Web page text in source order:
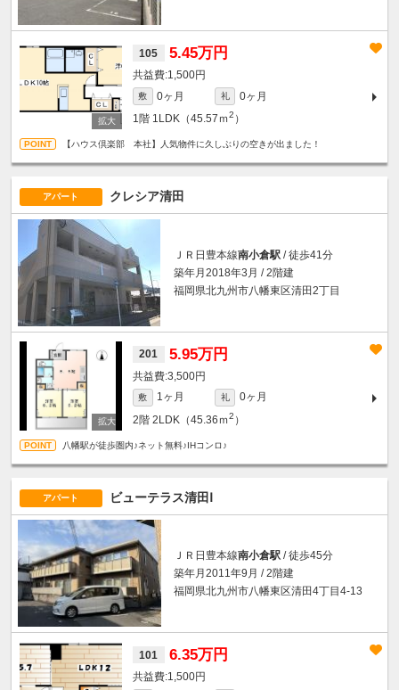
105 5.45万円
1,500円
敷 0ヶ月 礼
0ヶ月
1階 1LDK（45.57ｍ2 ）
【ハウス倶楽部 本社】人気物件に久しぶりの空きが出ました！
アパート クレシア清田
ＪＲ日豊本線南小倉駅 / 徒歩41分
築年月2018年3月 / 2階建
福岡県北九州市八幡東区清田2丁目
201 5.95万円
3,500円
敷 1ヶ月 礼
0ヶ月
2階 2LDK（45.36ｍ2 ）
八幡駅が徒歩圏内♪ネット無料♪IHコンロ♪
アパート ビューテラス清田Ⅰ
ＪＲ日豊本線南小倉駅 / 徒歩45分
築年月2011年9月 / 2階建
福岡県北九州市八幡東区清田4丁目4-13
101 6.35万円
1,500円